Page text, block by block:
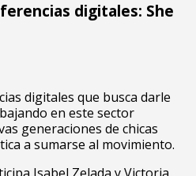
digitales: She
digitales que busca darle
en este sector
generaciones de chicas
a sumarse al movimiento.